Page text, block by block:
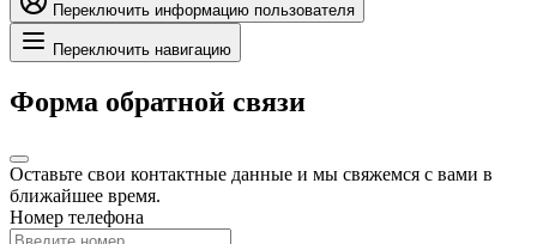
Переключить информацию пользователя
Переключить навигацию
Форма обратной связи
Оставьте свои контактные данные и мы свяжемся с вами в
ближайшее время.
Номер телефона